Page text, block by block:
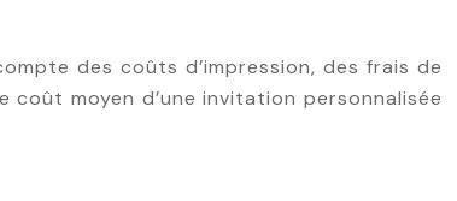
des coûts d’impression, des frais de
moyen d’une invitation personnalisée